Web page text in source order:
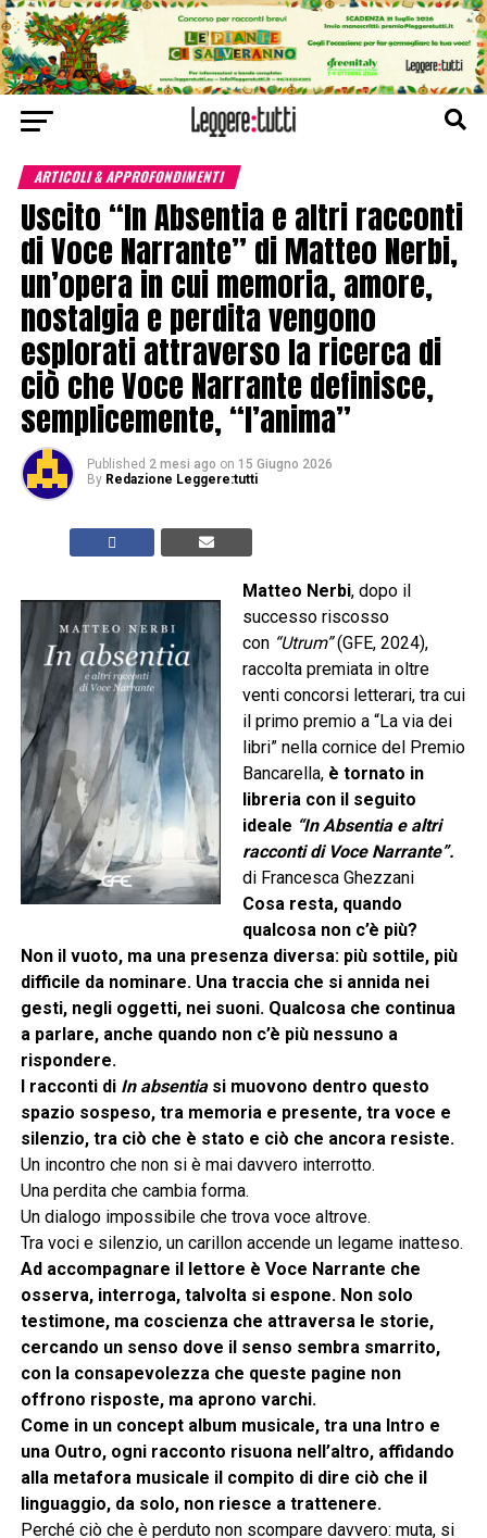
ARTICOLI & APPROFONDIMENTI
Uscito “In Absentia e altri racconti
di Voce Narrante” di Matteo Nerbi,
un’opera in cui memoria, amore,
nostalgia e perdita vengono
esplorati attraverso la ricerca di
ciò che Voce Narrante definisce,
semplicemente, “l’anima”
Published 2 mesi ago on 15 Giugno 2026
By Redazione Leggere:tutti
Matteo Nerbi, dopo il
successo riscosso
con“Utrum”(GFE, 2024),
raccolta premiata in oltre
venti concorsi letterari, tra cui
il primo premio a “La via dei
libri” nella cornice del Premio
Bancarella, è tornato in
libreria con il seguito
ideale “In Absentia e altri
racconti di Voce Narrante”.
di Francesca Ghezzani
Cosa resta, quando
qualcosa non c’è più?
Non il vuoto, ma una presenza diversa: più sottile, più
difficile da nominare. Una traccia che si annida nei
gesti, negli oggetti, nei suoni. Qualcosa che continua
a parlare, anche quando non c’è più nessuno a
rispondere.
I racconti di In absentiasi muovono dentro questo
spazio sospeso, tra memoria e presente, tra voce e
silenzio, tra ciò che è stato e ciò che ancora resiste.
Un incontro che non si è mai davvero interrotto.
Una perdita che cambia forma.
Un dialogo impossibile che trova voce altrove.
Tra voci e silenzio, un carillon accende un legame inatteso.
Ad accompagnare il lettore è Voce Narrante che
osserva, interroga, talvolta si espone. Non solo
testimone, ma coscienza che attraversa le storie,
cercando un senso dove il senso sembra smarrito,
con la consapevolezza che queste pagine non
offrono risposte, ma aprono varchi.
Come in un concept album musicale, tra una Intro e
una Outro, ogni racconto risuona nell’altro, affidando
alla metafora musicale il compito di dire ciò che il
linguaggio, da solo, non riesce a trattenere.
Perché ciò che è perduto non scompare davvero: muta, si